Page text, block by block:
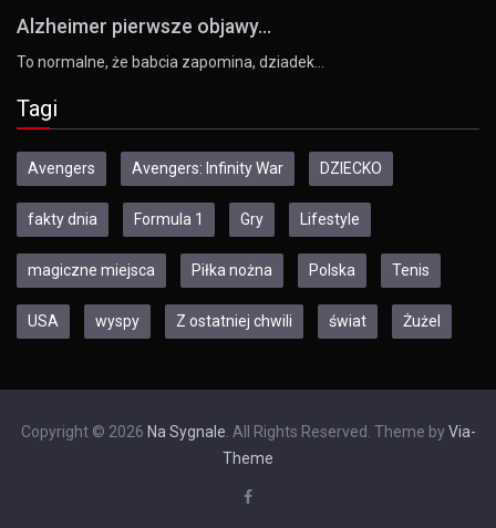
Alzheimer pierwsze objawy...
To normalne, że babcia zapomina, dziadek…
Tagi
Avengers Avengers: Infinity War DZIECKO
fakty dnia Formula 1 Gry Lifestyle
magiczne miejsca Piłka nożna Polska Tenis
USA wyspy Z ostatniej chwili świat Żużel
Copyright © 2026 Na Sygnale . All Rights Reserved. Theme by Via-
Theme